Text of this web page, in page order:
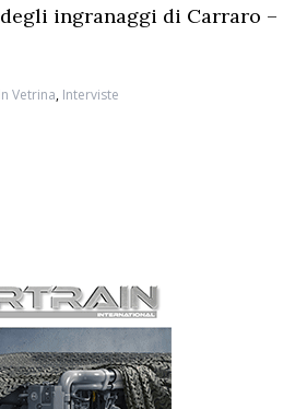
degli ingranaggi di Carraro –
In Vetrina, Interviste